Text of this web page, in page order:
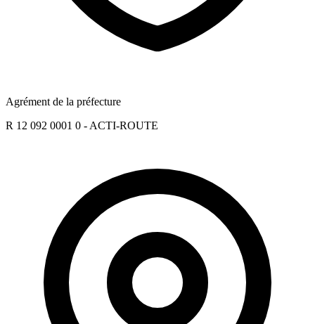
Agrément de la préfecture
R 12 092 0001 0 - ACTI-ROUTE